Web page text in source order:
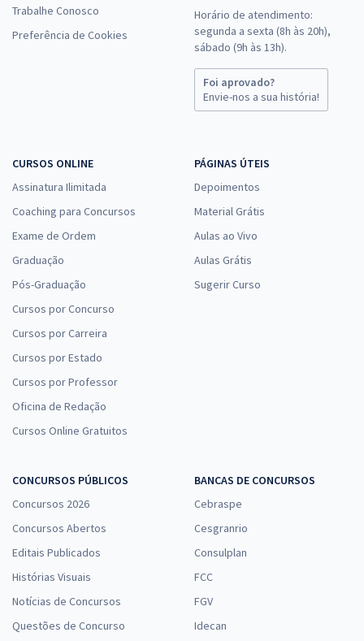
Trabalhe Conosco
Preferência de Cookies
Horário de atendimento:
segunda a sexta (8h às 20h),
sábado (9h às 13h).
Foi aprovado?
Envie-nos a sua história!
CURSOS ONLINE
Assinatura Ilimitada
Coaching para Concursos
Exame de Ordem
Graduação
Pós-Graduação
Cursos por Concurso
Cursos por Carreira
Cursos por Estado
Cursos por Professor
Oficina de Redação
Cursos Online Gratuitos
PÁGINAS ÚTEIS
Depoimentos
Material Grátis
Aulas ao Vivo
Aulas Grátis
Sugerir Curso
CONCURSOS PÚBLICOS
Concursos 2026
Concursos Abertos
Editais Publicados
Histórias Visuais
Notícias de Concursos
Questões de Concurso
BANCAS DE CONCURSOS
Cebraspe
Cesgranrio
Consulplan
FCC
FGV
Idecan